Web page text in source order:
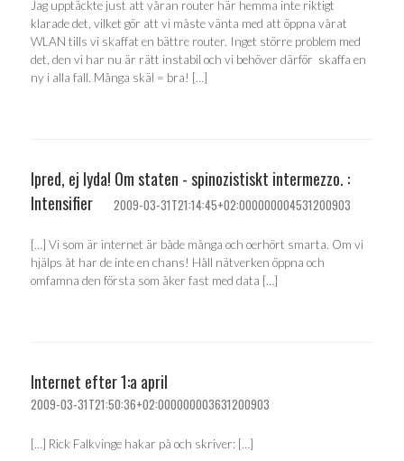
Jag upptäckte just att våran router här hemma inte riktigt
klarade det, vilket gör att vi måste vänta med att öppna vårat
WLAN tills vi skaffat en bättre router. Inget större problem med
det, den vi har nu är rätt instabil och vi behöver därför skaffa en
ny i alla fall. Många skäl = bra! […]
Ipred, ej lyda! Om staten - spinozistiskt intermezzo. :
Intensifier
2009-03-31T21:14:45+02:000000004531200903
[…] Vi som är internet är både många och oerhört smarta. Om vi
hjälps åt har de inte en chans! Håll nätverken öppna och
omfamna den första som åker fast med data […]
Internet efter 1:a april
2009-03-31T21:50:36+02:000000003631200903
[…] Rick Falkvinge hakar på och skriver: […]